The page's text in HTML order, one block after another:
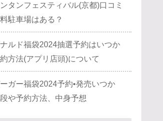
タンフェスティバル(京都)口コミ
駐車場はある？
ルド福袋2024抽選予約はいつか
方法(アプリ店頭)について
ガー福袋2024予約•発売いつか
や予約方法、中身予想